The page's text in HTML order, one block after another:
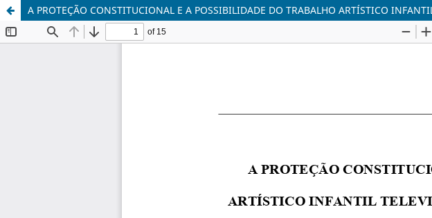
A PROTEÇÃO CONSTITUCIONAL E A POSSIBILIDADE DO TRABALHO ARTÍSTICO